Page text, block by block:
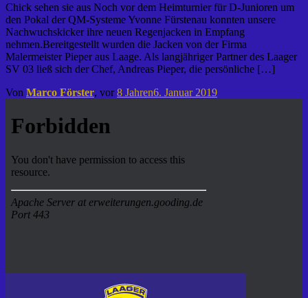
Chick sehen sie aus Noch vor dem Heimturnier für D-Junioren um
den Pokal der QM-Systeme Yvonne Fürstenau konnten unsere
Nachwuchskicker ihre neuen Regenjacken in Empfang
nehmen.Bereitgestellt wurden die Jacken von der Firma
Malermeister Pieper aus Laage. Als langjähriger Partner des Laager
SV 03 ließ sich der Chef, Andreas Pieper, die persönliche […]
Von Marco Förster, vor8 Jahren6. Januar 2019